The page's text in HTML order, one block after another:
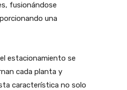
fusionándose
una
estacionamiento se
cada planta y
característica no solo